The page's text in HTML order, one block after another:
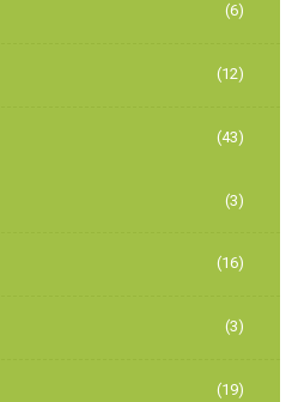
(6)
(12)
(43)
(3)
(16)
(3)
(19)